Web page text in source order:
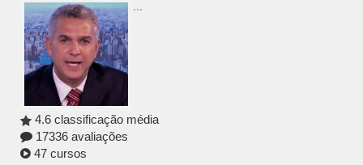
...
4.6 classificação média
17336 avaliações
47 cursos